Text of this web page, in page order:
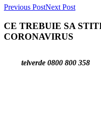
Previous PostNext Post
CE TREBUIE SA
CORONAVIRUS
telverde 0800 800 358